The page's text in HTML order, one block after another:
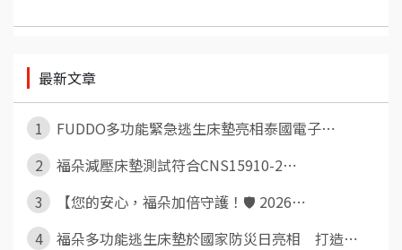
最新文章
1
FUDDO多功能緊急逃生床墊亮相泰國電子⋯
2
福朵減壓床墊測試符合CNS15910-2⋯
3
【您的安心，福朵加倍守護！🛡️ 2026⋯
4
福朵多功能逃生床墊於國家防災日亮相 打造⋯